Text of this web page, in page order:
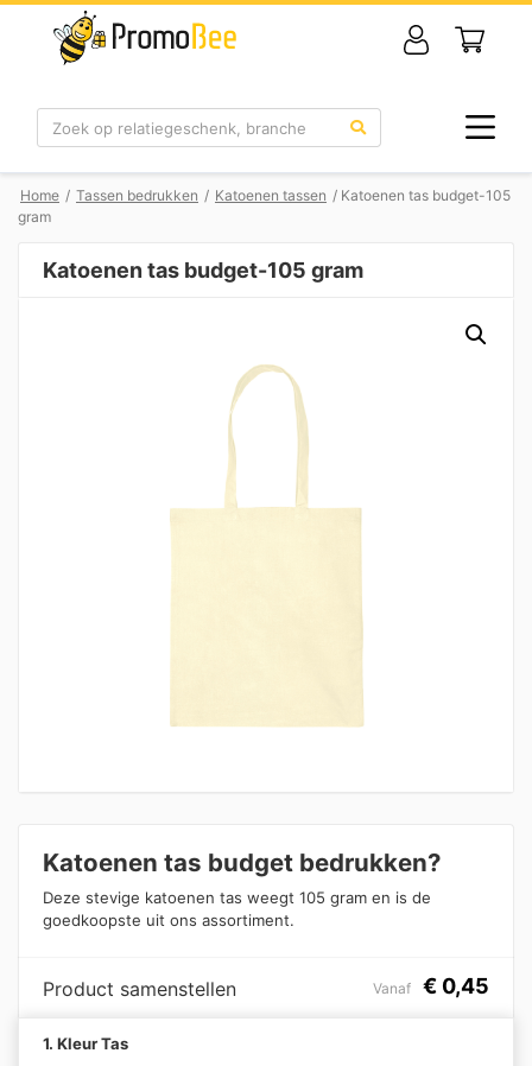
Zoek
Home / Tassen bedrukken / Katoenen tassen / Katoenen tas budget-105
gram
Katoenen tas budget-105 gram
Katoenen tas budget bedrukken?
Deze stevige katoenen tas weegt 105 gram en is de
goedkoopste uit ons assortiment.
Product samenstellen Vanaf € 0,45
1. Kleur Tas